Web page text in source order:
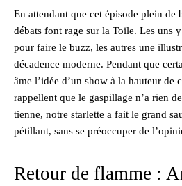
En attendant que cet épisode plein de
débats font rage sur la Toile. Les uns
pour faire le buzz, les autres une
décadence moderne. Pendant que
âme l’idée d’un show à la hauteur de
rappellent que le gaspillage n’a rien
tienne, notre starlette a fait le grand
pétillant, sans se préoccuper de
Retour de flamme :